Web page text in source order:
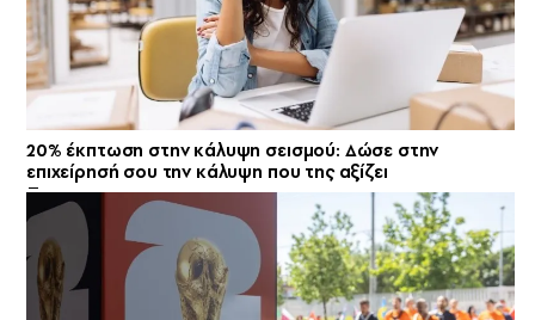
20% έκπτωση στην κάλυψη σεισμού: Δώσε στην
επιχείρησή σου την κάλυψη που της αξίζει